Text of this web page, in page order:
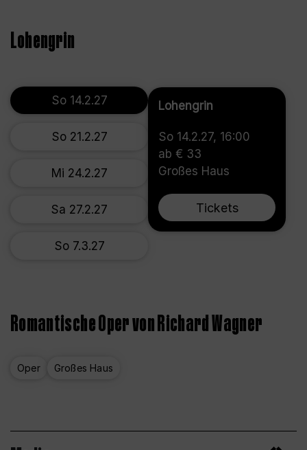
Lohengrin
So 14.2.27
So 21.2.27
Mi 24.2.27
Sa 27.2.27
So 7.3.27
Lohengrin
So 14.2.27, 16:00
ab € 33
Großes Haus
Tickets
Romantische Oper von Richard Wagner
Oper Großes Haus